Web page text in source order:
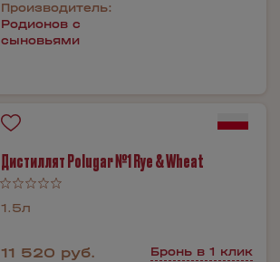
Производитель:
Родионов с
сыновьями
Дистиллят Polugar №1 Rye & Wheat
1.5л
11 520 руб. Бронь в 1 клик